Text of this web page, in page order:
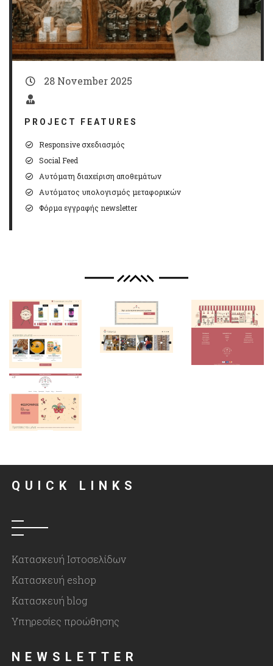
28 November 2025
PROJECT FEATURES
Responsive σχεδιασμός
Social Feed
Αυτόματη διαχείριση αποθεμάτων
Αυτόματος υπολογισμός μεταφορικών
Φόρμα εγγραφής newsletter
QUICK LINKS
Κατασκευή Ιστοσελίδων
Κατασκευή eshop
Κατασκευή blog
Υπηρεσίες προώθησης
NEWSLETTER